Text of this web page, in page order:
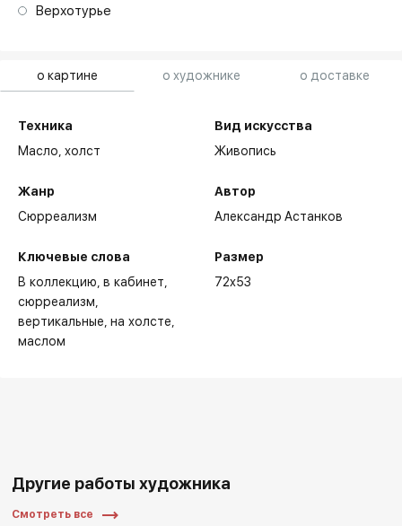
о картине о художнике о доставке
Техника
Масло,холст
Жанр
Сюрреализм
Ключевые слова
В коллекцию в кабинет
сюрреализм
вертикальные на холсте
маслом
Вид искусства
Живопись
Автор
Александр Астанков
Размер
72x53
Верхотурье
Другие работы художника
Смотреть все